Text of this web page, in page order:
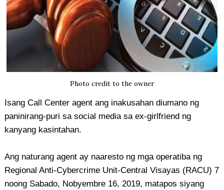
Photo credit to the owner
Isang Call Center agent ang inakusahan diumano ng
paninirang-puri sa social media sa ex-girlfriend ng
kanyang kasintahan.
Ang naturang agent ay naaresto ng mga operatiba ng
Regional Anti-Cybercrime Unit-Central Visayas (RACU) 7
noong Sabado, Nobyembre 16, 2019, matapos siyang